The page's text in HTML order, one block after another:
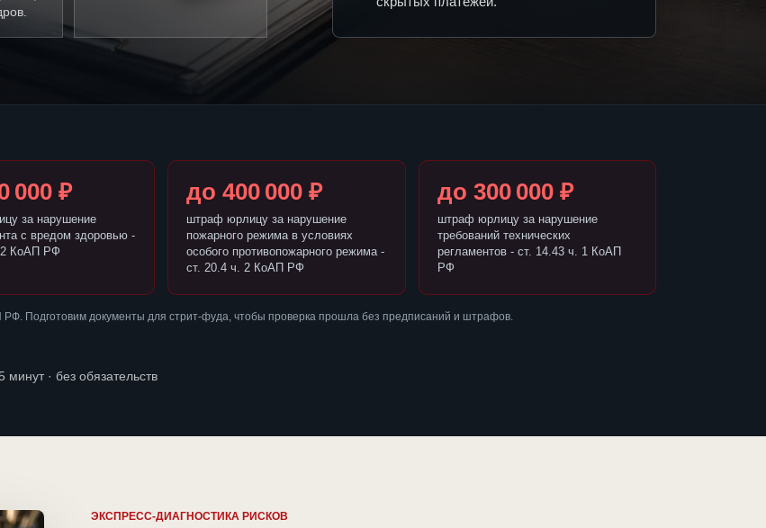
000 ₽
за нарушение
с вредом здоровью -
2 КоАП РФ
до 400 000 ₽
штраф юрлицу за нарушение
пожарного режима в условиях
особого противопожарного режима -
ст. 20.4 ч. 2 КоАП РФ
до 300 000 ₽
штраф юрлицу за нарушение
требований технических
регламентов - ст. 14.43 ч. 1 КоАП
РФ
Подготовим документы для стрит-фуда, чтобы проверка прошла без предписаний и штрафов.
минут · без обязательств
ЭКСПРЕСС-ДИАГНОСТИКА РИСКОВ